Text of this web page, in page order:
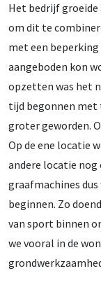
Het bedrijf groeide
om dit te
met een
aangeboden kon
opzetten was het
tijd begonnen met
groter geworden.
Op de ene locatie
andere locatie nog
graafmachines
beginnen. Zo
van sport binnen
we vooral in de